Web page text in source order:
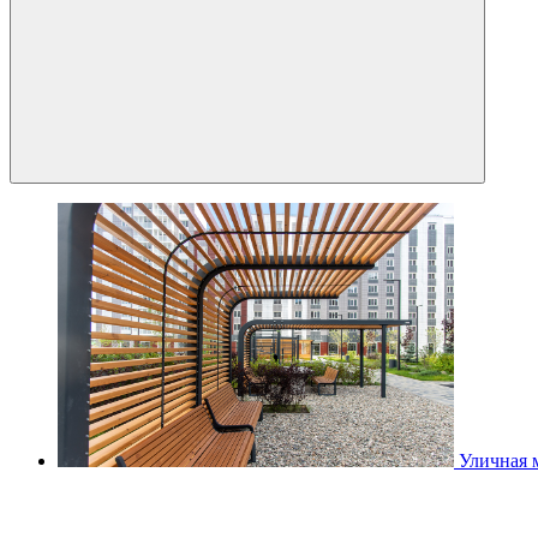
Уличная